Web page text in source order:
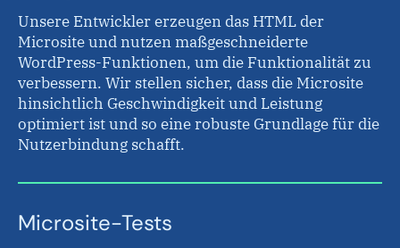
Unsere Entwickler erzeugen das HTML der
Microsite und nutzen maßgeschneiderte
WordPress-Funktionen, um die Funktionalität zu
verbessern. Wir stellen sicher, dass die Microsite
hinsichtlich Geschwindigkeit und Leistung
optimiert ist und so eine robuste Grundlage für die
Nutzerbindung schafft.
Microsite-Tests